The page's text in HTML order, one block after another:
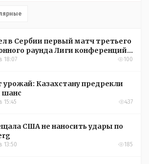
в Сербии первый матч третьего
раунда Лиги конференций
18:07 100
урожай: Казахстану предрекли
15:45 437
США не наносить удары по
13:50 185